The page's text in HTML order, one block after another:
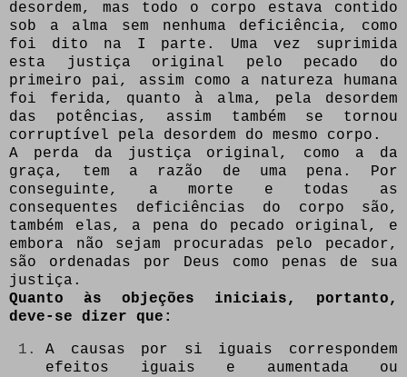
desordem, mas todo o corpo estava contido
sob a alma sem nenhuma deficiência, como
foi dito na I parte. Uma vez suprimida
esta justiça original pelo pecado do
primeiro pai, assim como a natureza humana
foi ferida, quanto à alma, pela desordem
das potências, assim também se tornou
corruptível pela desordem do mesmo corpo.
A perda da justiça original, como a da
graça, tem a razão de uma pena. Por
conseguinte, a morte e todas as
consequentes deficiências do corpo são,
também elas, a pena do pecado original, e
embora não sejam procuradas pelo pecador,
são ordenadas por Deus como penas de sua
justiça.
Quanto às objeções iniciais, portanto,
deve-se dizer que:
A causas por si iguais correspondem
efeitos iguais e aumentada ou